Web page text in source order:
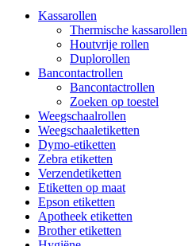
Kassarollen
Thermische kassarollen
Houtvrije rollen
Duplorollen
Bancontactrollen
Bancontactrollen
Zoeken op toestel
Weegschaalrollen
Weegschaaletiketten
Dymo-etiketten
Zebra etiketten
Verzendetiketten
Etiketten op maat
Epson etiketten
Apotheek etiketten
Brother etiketten